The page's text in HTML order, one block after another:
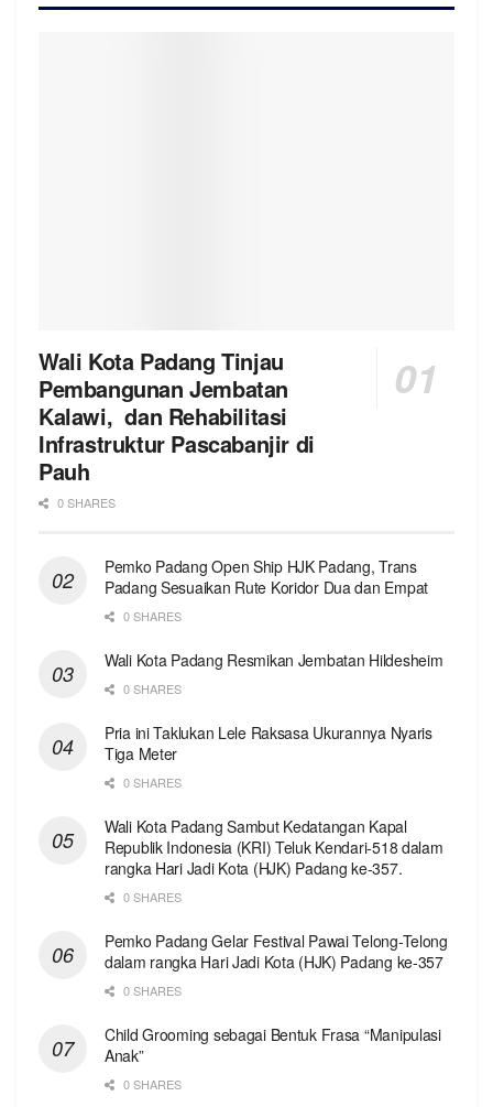
Wali Kota Padang Tinjau
Pembangunan Jembatan
Kalawi, dan Rehabilitasi
Infrastruktur Pascabanjir di
Pauh
0 SHARES
Pemko Padang Open Ship HJK Padang, Trans
Padang Sesuaikan Rute Koridor Dua dan Empat
0 SHARES
Wali Kota Padang Resmikan Jembatan Hildesheim
0 SHARES
Pria ini Taklukan Lele Raksasa Ukurannya Nyaris
Tiga Meter
0 SHARES
Wali Kota Padang Sambut Kedatangan Kapal
Republik Indonesia (KRI) Teluk Kendari-518 dalam
rangka Hari Jadi Kota (HJK) Padang ke-357.
0 SHARES
Pemko Padang Gelar Festival Pawai Telong-Telong
dalam rangka Hari Jadi Kota (HJK) Padang ke-357
0 SHARES
Child Grooming sebagai Bentuk Frasa “Manipulasi
Anak”
0 SHARES